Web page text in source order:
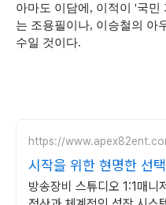
아마도 이담에, 이적이 '국민
는 조용필이나, 이승철의 아
수일 것이다.
https://
시작을 위한 현명한 선
BJ 상시 모집
방송장비 스튜디오 1:1매니